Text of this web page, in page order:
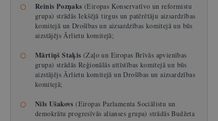
Reinis Pozņaks (Eiropas Konservatīvo un reformistu
grupa) strādās Iekšējā tirgus un patērētāju aizsardzības
komitejā un Drošības un aizsardzības komitejā un būs
aizstājējs Ārlietu komitejā;
Mārtiņš Staķis (Zaļo un Eiropas Brīvās apvienības
grupa) strādās Reģionālās attīstības komitejā un būs
aizstājējs Ārlietu komitejā un Drošības un aizsardzības
komitejā;
Nils Ušakovs (Eiropas Parlamenta Sociālistu un
demokrātu progresīvās alianses grupa) strādās Budžeta